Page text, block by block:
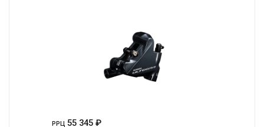
РРЦ 55 345 ₽